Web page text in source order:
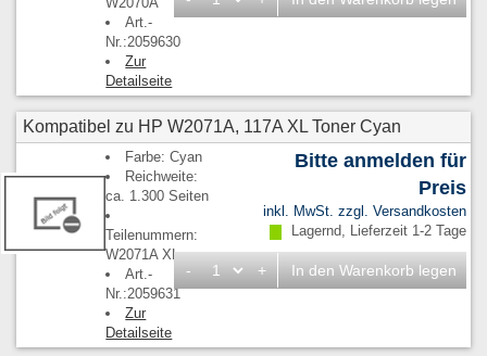
Art.-
Nr.:2059630
Zur
Detailseite
Kompatibel zu HP W2071A, 117A XL Toner Cyan
Farbe: Cyan
Reichweite:
ca. 1.300 Seiten
Teilenummern:
W2071A XL
Art.-
Nr.:2059631
Zur
Detailseite
Bitte anmelden für
Preis
inkl. MwSt. zzgl. Versandkosten
Lagernd, Lieferzeit 1-2 Tage
- + In den Warenkorb legen